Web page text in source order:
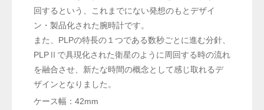
回するという、これまでにない発想のもとデザイ
ン・製品化された腕時計です。
また、PLPの特長の１つである数秒ごとに進む分針、
PLPⅡで具現化された衛星のように周回する時の流れ
を融合させ、新たな時間の概念として感じ取れるデ
ザインとなりました。
ケース幅：42mm